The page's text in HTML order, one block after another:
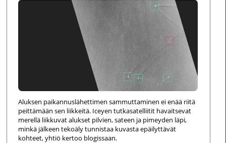
Aluksen paikannuslähettimen sammuttaminen ei enää riitä
peittämään sen liikkeitä. Iceyen tutkasatelliitit havaitsevat
merellä liikkuvat alukset pilvien, sateen ja pimeyden läpi,
minkä jälkeen tekoäly tunnistaa kuvasta epäilyttävät
kohteet, yhtiö kertoo blogissaan.